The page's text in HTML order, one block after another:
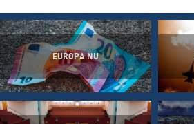
EUROPA NU